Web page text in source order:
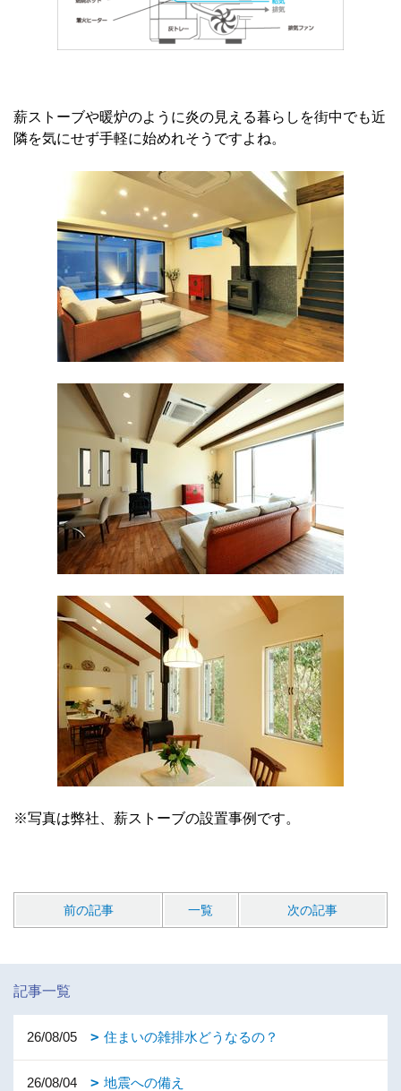
薪ストーブや暖炉のように炎の見える暮らしを街中でも近
隣を気にせず手軽に始めれそうですよね。
※写真は弊社、薪ストーブの設置事例です。
前の記事 一覧 次の記事
記事一覧
26/08/05 住まいの雑排水どうなるの？
26/08/04 地震への備え